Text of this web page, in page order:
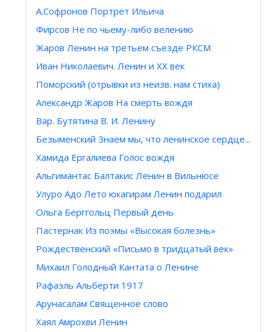
А.Софронов Портрет Ильича
Фирсов Не по чьему-либо велению
Жаров Ленин на третьем съезде РКСМ
Иван Николаевич. Ленин и XX век
Поморский (отрывки из неизв. нам стиха)
Александр Жаров На смерть вождя
Вар. Бутятина В. И. Ленину
Безыменский Знаем мы, что ленинское сердце...
Хамида Ергалиева Голос вождя
Альгимантас Балтакис Ленин в Вильнюсе
Улуро Адо Лето юкагирам Ленин подарил
Ольга Берггольц Первый день
Пастернак Из поэмы «Высокая болезнь»
Рождественский «Письмо в тридцатый век»
Михаил Голодный Кантата о Ленине
Рафаэль Альберти 1917
Арунасалам Священное слово
Хаял Амрохви Ленин